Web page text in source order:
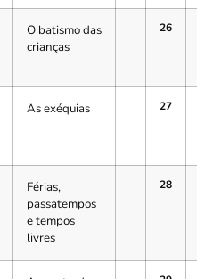
O batismo das
crianças
26
As exéquias 27
Férias,
passatempos
e tempos
livres
28